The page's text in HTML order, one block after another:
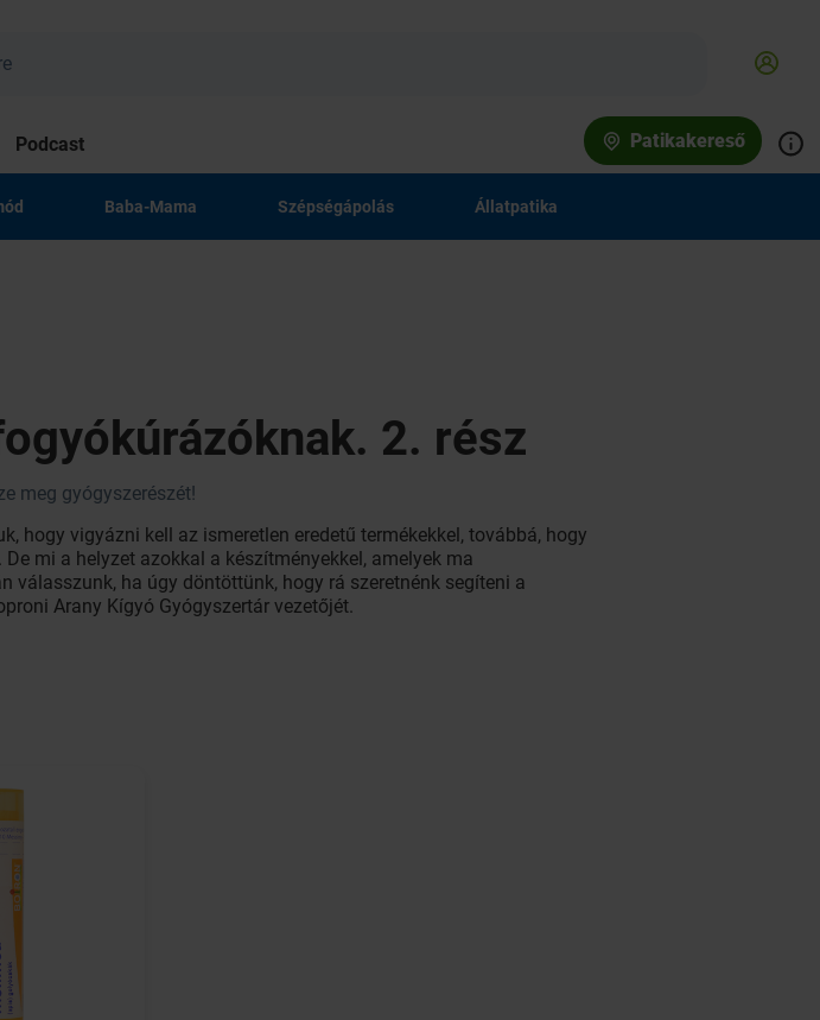
Podcast Patikakereső
Baba-Mama Szépségápolás Állatpatika
2. rész
meg gyógyszerészét!
hogy vigyázni kell az ismeretlen eredetű termékekkel, továbbá, hogy
mi a helyzet azokkal a készítményekkel, amelyek ma
válasszunk, ha úgy döntöttünk, hogy rá szeretnénk segíteni a
Arany Kígyó Gyógyszertár vezetőjét.